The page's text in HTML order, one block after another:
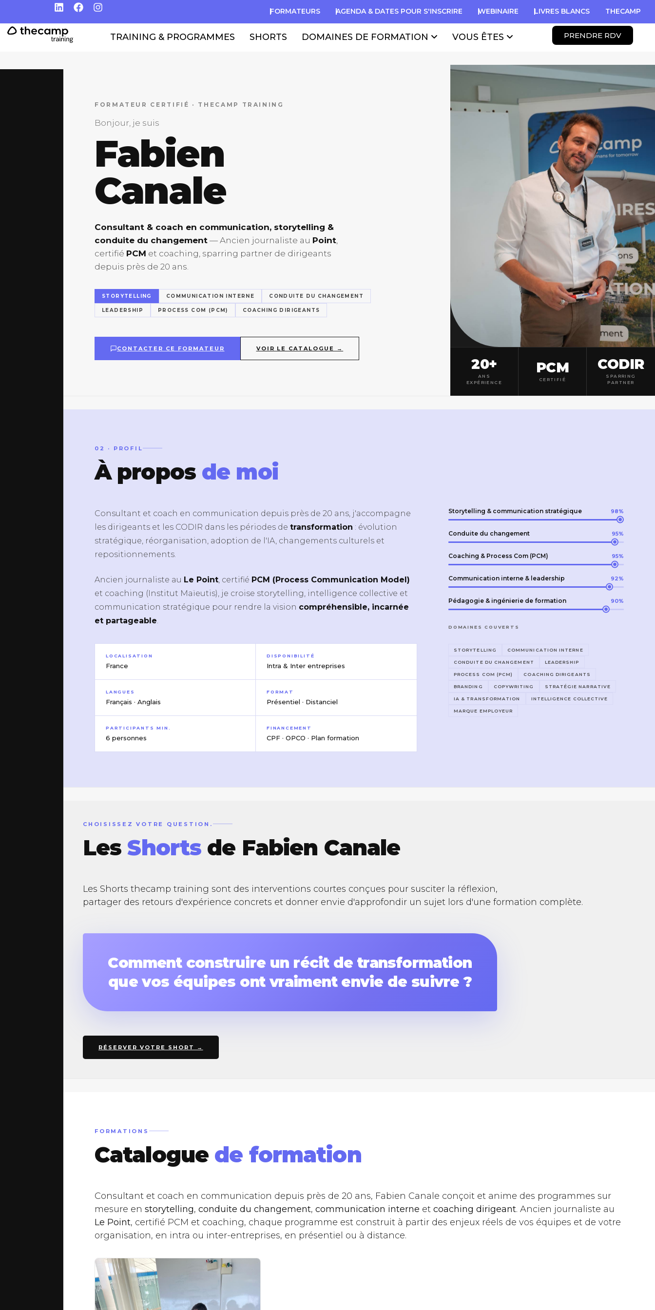
FORMATEURS AGENDA & DATES POUR S'INSCRIRE WEBINAIRE LIVRES BLANCS THECAMP
TRAINING & PROGRAMMES SHORTS DOMAINES DE FORMATION VOUS ÊTES PRENDRE RDV
FORMATEUR CERTIFIÉ · THECAMP TRAINING
Bonjour, je suis
Fabien
Canale
Consultant & coach en communication, storytelling &
conduite du changement — Ancien journaliste au Point
certifié PCM et coaching, sparring partner de dirigeants
depuis près de 20 ans.
STORYTELLING COMMUNICATION INTERNE CONDUITE DU CHANGEMENT
LEADERSHIP PROCESS COM (PCM) COACHING DIRIGEANTS
CONTACTER CE FORMATEUR VOIR LE CATALOGUE →
20+
ANS
EXPÉRIENCE
PCM
CERTIFIÉ
CODIR
SPARRING
PARTNER
02 · PROFIL
À propos de moi
Consultant et coach en communication depuis près de 20 ans, j'accompagne
les dirigeants et les CODIR dans les périodes de transformation : évolution
stratégique, réorganisation, adoption de l'IA, changements culturels et
repositionnements.
Ancien journaliste au Le Point , certifié PCM (Process Communication Model)
et coaching (Institut Maïeutis), je croise storytelling, intelligence collective et
communication stratégique pour rendre la vision compréhensible, incarnée
et partageable
LOCALISATION
France
DISPONIBILITÉ
Intra & Inter entreprises
LANGUES
Français · Anglais
FORMAT
Présentiel · Distanciel
PARTICIPANTS MIN.
6 personnes
FINANCEMENT
CPF · OPCO · Plan formation
Storytelling & communication stratégique 98%
Conduite du changement 95%
Coaching & Process Com (PCM) 95%
Communication interne & leadership 92%
Pédagogie & ingénierie de formation 90%
DOMAINES COUVERTS
STORYTELLING COMMUNICATION INTERNE
CONDUITE DU CHANGEMENT LEADERSHIP
PROCESS COM (PCM) COACHING DIRIGEANTS
BRANDING COPYWRITING STRATÉGIE NARRATIVE
IA & TRANSFORMATION INTELLIGENCE COLLECTIVE
MARQUE EMPLOYEUR
CHOISISSEZ VOTRE QUESTION.
LesShorts de Fabien Canale
Les Shorts thecamp training sont des interventions courtes conçues pour susciter la réflexion,
partager des retours d'expérience concrets et donner envie d'approfondir un sujet lors d'une formation complète.
Comment construire un récit de transformation
que vos équipes ont vraiment envie de suivre ?
Comment faire passer un message complexe
en moins de 3 minutes avec le storytelling ?
profils humains radicalement différents grâce
au PCM ?
Comment embarquer un CODIR dans une
décision difficile sans perdre la confiance ?
Comment faire de votre marque employeur un
vrai levier d'attractivité et de fidélisation ?
RÉSERVER VOTRE SHORT →
FORMATIONS
Catalogue de formation
Consultant et coach en communication depuis près de 20 ans, Fabien Canale conçoit et anime des programmes sur
mesure en storytelling, conduite du changement, communication interne et coaching dirigeant. Ancien journaliste au
Le Point, certifié PCM et coaching, chaque programme est construit à partir des enjeux réels de vos équipes et de votre
organisation, en intra ou inter-entreprises, en présentiel ou à distance.